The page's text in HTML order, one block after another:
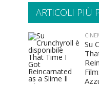
ARTICOLI PIÙ
Su